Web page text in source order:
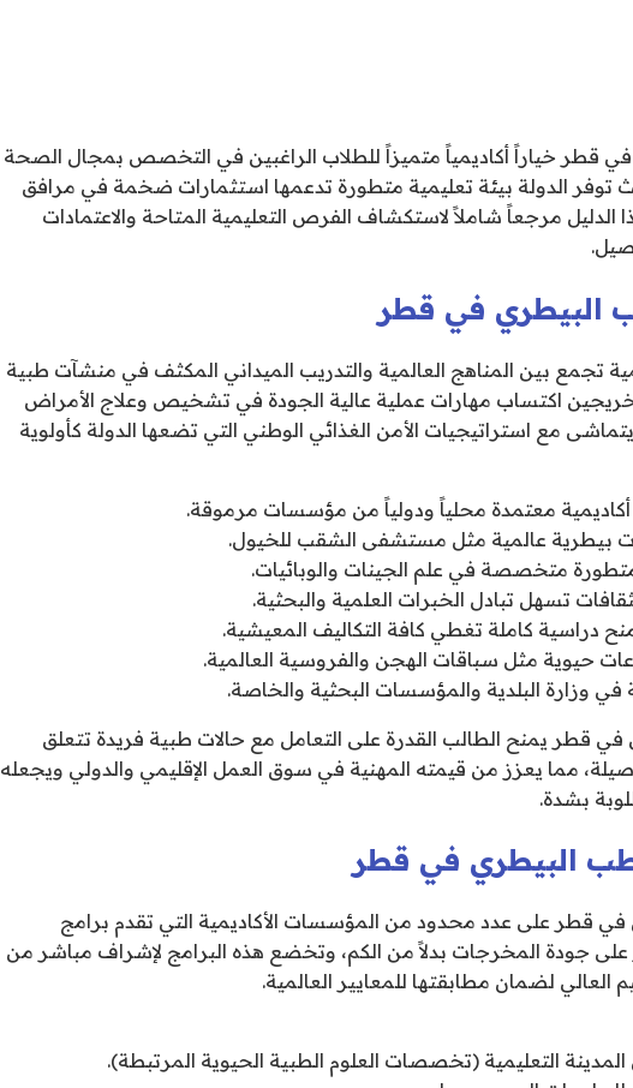
قطر خياراً أكاديمياً متميزاً للطلاب الراغبين في التخصص بمجال الصحة
توفر الدولة بيئة تعليمية متطورة تدعمها استثمارات ضخمة في مرافق
مرجعاً شاملاً لاستكشاف الفرص التعليمية المتاحة والاعتمادات
البيطري في قطر
تجمع بين المناهج العالمية والتدريب الميداني المكثف في منشآت طبية
اكتساب مهارات عملية عالية الجودة في تشخيص وعلاج الأمراض
يتماشى مع استراتيجيات الأمن الغذائي الوطني التي تضعها الدولة كأولوية
معتمدة محلياً ودولياً من مؤسسات مرموقة.
بيطرية عالمية مثل مستشفى الشقب للخيول.
متخصصة في علم الجينات والوبائيات.
تسهل تبادل الخبرات العلمية والبحثية.
دراسية كاملة تغطي كافة التكاليف المعيشية.
حيوية مثل سباقات الهجن والفروسية العالمية.
وزارة البلدية والمؤسسات البحثية والخاصة.
قطر يمنح الطالب القدرة على التعامل مع حالات طبية فريدة تتعلق
مما يعزز من قيمته المهنية في سوق العمل الإقليمي والدولي ويجعله
بشدة.
البيطري في قطر
قطر على عدد محدود من المؤسسات الأكاديمية التي تقدم برامج
جودة المخرجات بدلاً من الكم، وتخضع هذه البرامج لإشراف مباشر من
العالي لضمان مطابقتها للمعايير العالمية.
التعليمية (تخصصات العلوم الطبية الحيوية المرتبطة).